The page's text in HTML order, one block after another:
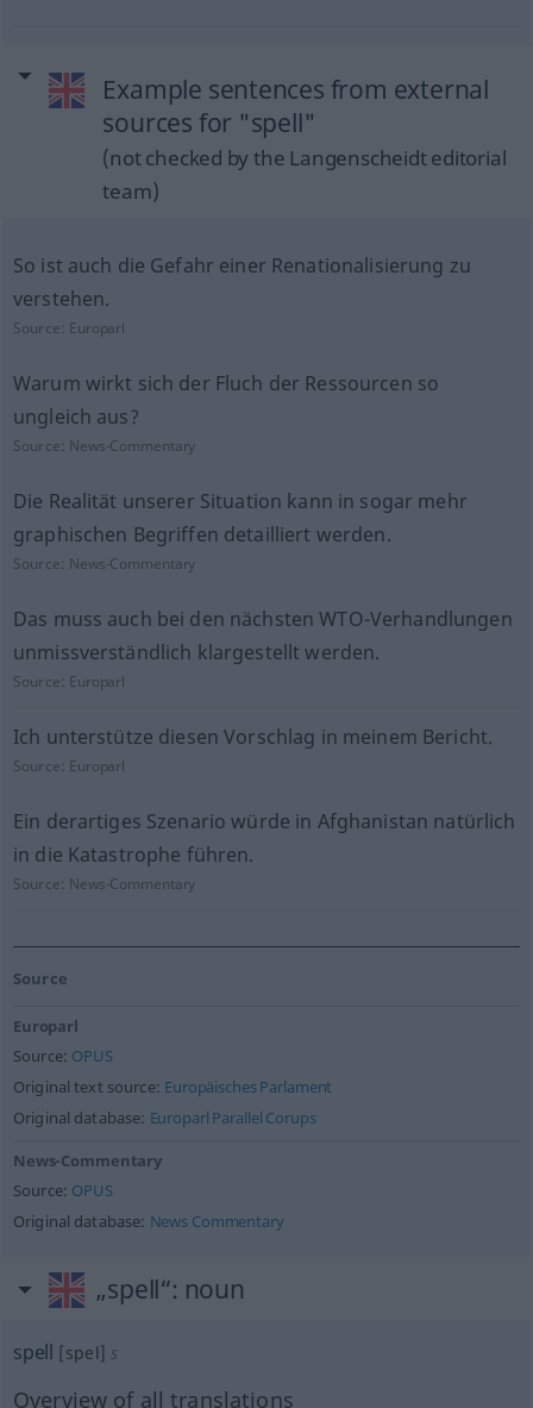
Example sentences from external
sources for "spell"
(not checked by the Langenscheidt editorial
team)
So ist auch die Gefahr einer Renationalisierung zu
verstehen.
Source: Europarl
Warum wirkt sich der Fluch der Ressourcen so
ungleich aus?
Source: News-Commentary
Die Realität unserer Situation kann in sogar mehr
graphischen Begriffen detailliert werden.
Source: News-Commentary
Das muss auch bei den nächsten WTO-Verhandlungen
unmissverständlich klargestellt werden.
Source: Europarl
Ich unterstütze diesen Vorschlag in meinem Bericht.
Source: Europarl
Ein derartiges Szenario würde in Afghanistan natürlich
in die Katastrophe führen.
Source: News-Commentary
Source
Europarl
Source: OPUS
Original text source: Europäisches Parlament
Original database: Europarl Parallel Corups
News-Commentary
Source: OPUS
Original database: News Commentary
„spell“: noun
spell [spel] s
Overview of all translations